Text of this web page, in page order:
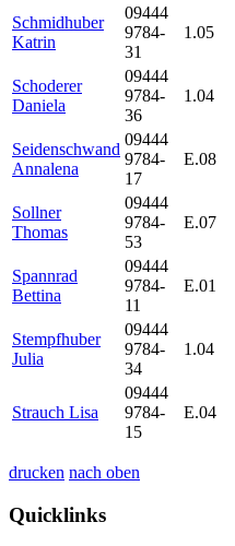
Schmidhuber
Katrin
09444
9784-
31
1.05
Schoderer
Daniela
09444
9784-
36
1.04
Seidenschwand
Annalena
09444
9784-
17
E.08
Sollner
Thomas
09444
9784-
53
E.07
Spannrad
Bettina
09444
9784-
11
E.01
Stempfhuber
Julia
09444
9784-
34
1.04
Strauch Lisa
09444
9784-
15
E.04
drucken nach oben
Quicklinks